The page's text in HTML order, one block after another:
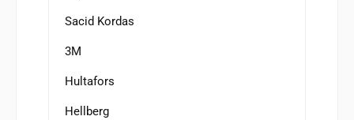
Sacid Kordas
3M
Hultafors
Hellberg